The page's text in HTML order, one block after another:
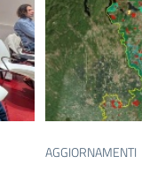
AGGIORNAMENTI